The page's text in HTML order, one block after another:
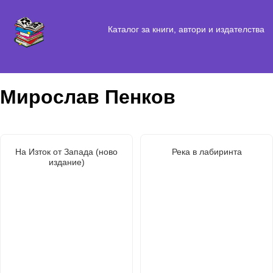
Каталог за книги, автори и издателства
Мирослав Пенков
На Изток от Запада (ново
издание)
Река в лабиринта